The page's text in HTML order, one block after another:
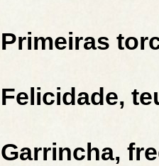
Primeiras
Felicidade,
Garrincha,